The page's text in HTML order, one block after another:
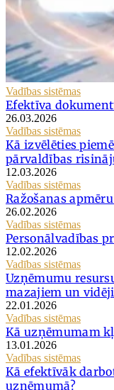
Vadības sistēmas
Efektīva
26.03.2026
Vadības sistēmas
Kā izvēlēties
pārvaldības
12.03.2026
Vadības sistēmas
Ražošanas
26.02.2026
Vadības sistēmas
Personālvadības
12.02.2026
Vadības sistēmas
Uzņēmumu
mazajiem un
22.01.2026
Vadības sistēmas
Kā uzņēmumam
13.01.2026
Vadības sistēmas
Kā efektīvāk
uzņēmumā?